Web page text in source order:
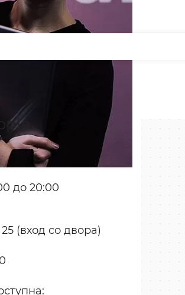
до 20:00
(вход со двора)